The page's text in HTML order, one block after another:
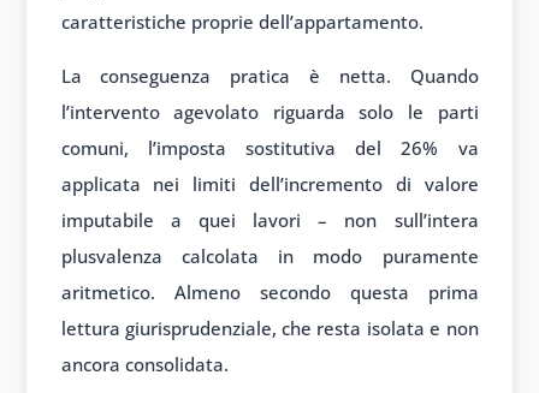
caratteristiche proprie dell’appartamento.
La conseguenza pratica è netta. Quando
l’intervento agevolato riguarda solo le parti
comuni, l’imposta sostitutiva del 26% va
applicata nei limiti dell’incremento di valore
imputabile a quei lavori – non sull’intera
plusvalenza calcolata in modo puramente
aritmetico. Almeno secondo questa prima
lettura giurisprudenziale, che resta isolata e non
ancora consolidata.